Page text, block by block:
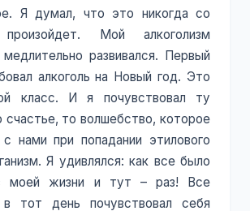
Я думал, что это никогда со
Мой алкоголизм
развивался. Первый
алкоголь на Новый год. Это
класс. И я почувствовал ту
то волшебство, которое
нами при попадании этилового
Я удивлялся: как все было
в моей жизни и тут – раз! Все
тот день почувствовал себя